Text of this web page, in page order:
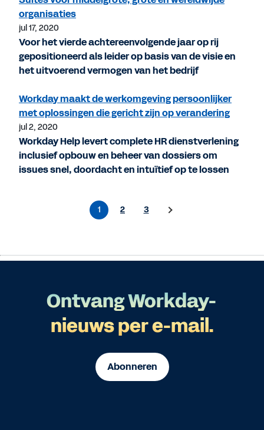
organisaties
jul 17, 2020
Voor het vierde achtereenvolgende jaar op rij
gepositioneerd als leider op basis van de visie en
het uitvoerend vermogen van het bedrijf
Workday maakt de werkomgeving persoonlijker
met oplossingen die gericht zijn op verandering
jul 2, 2020
Workday Help levert complete HR dienstverlening
inclusief opbouw en beheer van dossiers om
issues snel, doordacht en intuïtief op te lossen
1 2 3
Ontvang Workday-
nieuws per e-mail.
Abonneren